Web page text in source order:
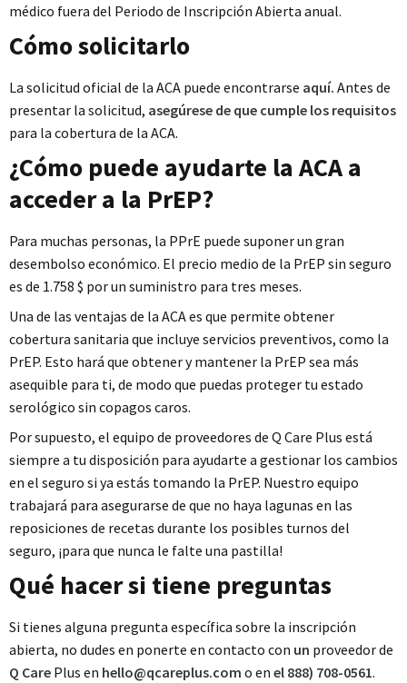
médico fuera del Periodo de Inscripción Abierta anual.
Cómo solicitarlo
La solicitud oficial de la ACA puede encontrarse aquí. Antes de
presentar la solicitud, asegúrese de que cumple los requisitos
para la cobertura de la ACA.
¿Cómo puede ayudarte la ACA a
acceder a la PrEP?
Para muchas personas, la PPrE puede suponer un gran
desembolso económico. El precio medio de la PrEP sin seguro
es de 1.758 $ por un suministro para tres meses.
Una de las ventajas de la ACA es que permite obtener
cobertura sanitaria que incluye servicios preventivos, como la
PrEP. Esto hará que obtener y mantener la PrEP sea más
asequible para ti, de modo que puedas proteger tu estado
serológico sin copagos caros.
Por supuesto, el equipo de proveedores de Q Care Plus está
siempre a tu disposición para ayudarte a gestionar los cambios
en el seguro si ya estás tomando la PrEP. Nuestro equipo
trabajará para asegurarse de que no haya lagunas en las
reposiciones de recetas durante los posibles turnos del
seguro, ¡para que nunca le falte una pastilla!
Qué hacer si tiene preguntas
Si tienes alguna pregunta específica sobre la inscripción
abierta, no dudes en ponerte en contacto con un proveedor de
Q Care Plus en hello@qcareplus.com o en el 888) 708-0561.